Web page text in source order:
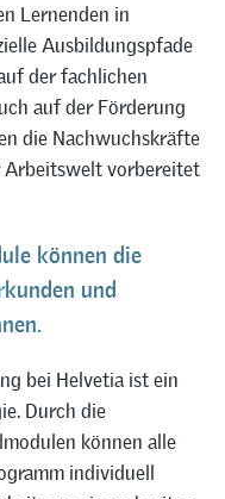
Lernenden in
Ausbildungspfade
der fachlichen
auf der Förderung
die Nachwuchskräfte
vorbereitet
können die
und
bei Helvetia ist ein
Durch die
können alle
individuell